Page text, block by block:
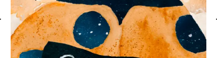
Спасылка без VPN